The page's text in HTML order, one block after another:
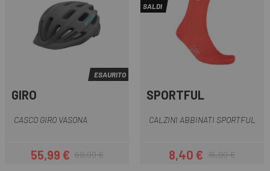
ESAURITO
GIRO
CASCO GIRO VASONA
Prezzo
55,99 €Prezzo base
69,99 €
SALDI
SPORTFUL
CALZINI ABBINATI SPORTFUL
Prezzo
8,40 €Prezzo base
16,90 €